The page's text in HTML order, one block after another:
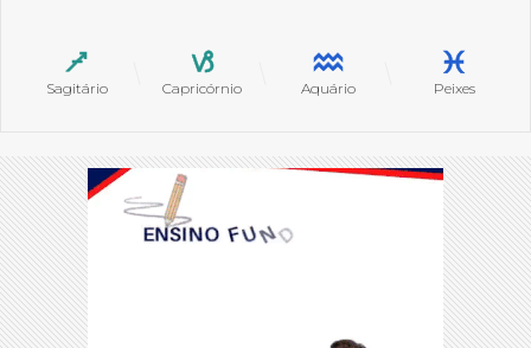
Sagitário Capricórnio Aquário Peixes